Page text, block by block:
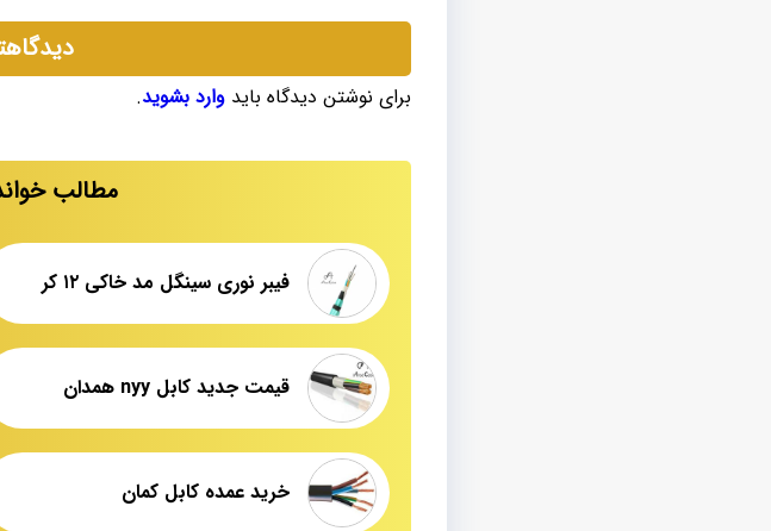
برای نوشتن دیدگاه باید وارد بشوید.
مطالب
فیبر نوری سینگل مد خاکی ۱۲ کر
قیمت جدید کابل nyy همدان
خرید عمده کابل کمان